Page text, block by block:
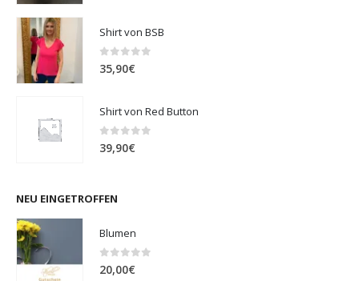
Shirt von BSB
0out of 5
35,90€
Shirt von Red Button
0 out of 5
39,90€
NEU EINGETROFFEN
Blumen
0 out of 5
20,00€